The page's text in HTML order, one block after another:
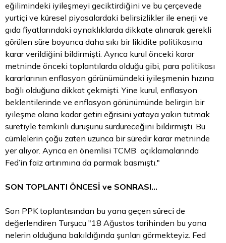
eğilimindeki iyileşmeyi geciktirdiğini ve bu çerçevede
yurtiçi ve küresel piyasalardaki belirsizlikler ile enerji ve
gıda fiyatlarındaki oynaklıklarda dikkate alınarak gerekli
görülen süre boyunca daha sıkı bir likidite politikasına
karar verildiğini bildirmişti. Ayrıca kurul önceki karar
metninde önceki toplantılarda olduğu gibi, para politikası
kararlarının enflasyon görünümündeki iyileşmenin hızına
bağlı olduğuna dikkat çekmişti. Yine kurul, enflasyon
beklentilerinde ve enflasyon görünümünde belirgin bir
iyileşme olana kadar getiri eğrisini yataya yakın tutmak
suretiyle temkinli duruşunu sürdüreceğini bildirmişti. Bu
cümlelerin çoğu zaten uzunca bir süredir karar metninde
yer alıyor. Ayrıca en önemlisi TCMB açıklamalarında
Fed’in faiz artırımına da parmak basmıştı."
SON TOPLANTI ÖNCESİ ve SONRASI...
Son PPK toplantısından bu yana geçen süreci de
değerlendiren Turşucu "18 Ağustos tarihinden bu yana
nelerin olduğuna bakıldığında şunları görmekteyiz. Fed